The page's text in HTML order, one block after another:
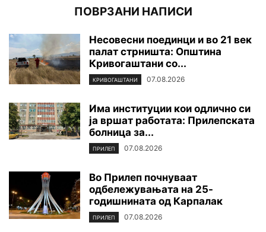
ПОВРЗАНИ НАПИСИ
Несовесни поединци и во 21 век
палат стрништа: Општина
Кривогаштани со...
КРИВОГАШТАНИ 07.08.2026
Има институции кои одлично си
ја вршат работата: Прилепската
болница за...
ПРИЛЕП 07.08.2026
Во Прилеп почнуваат
одбележувањата на 25-
годишнината од Карпалак
ПРИЛЕП 07.08.2026